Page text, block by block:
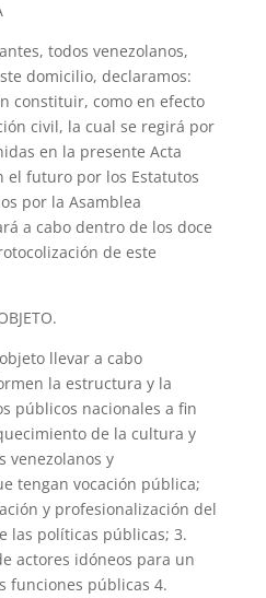
todos venezolanos,
domicilio, declaramos:
constituir, como en efecto
civil, la cual se regirá por
en la presente Acta
el futuro por los Estatutos
por la Asamblea
a cabo dentro de los doce
de este
llevar a cabo
la estructura y la
públicos nacionales a fin
de la cultura y
venezolanos y
tengan vocación pública;
y profesionalización del
las políticas públicas; 3.
actores idóneos para un
funciones públicas 4.